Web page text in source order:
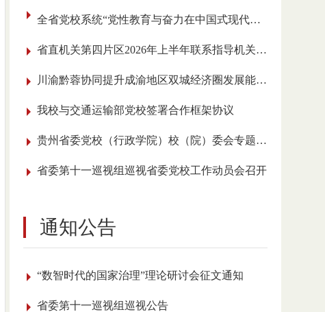
全省党校系统“党性教育与奋力在中国式现代化进程中展现贵州新风采”理论研讨会召开
省直机关第四片区2026年上半年联系指导机关党建工作会议在我校召开
川渝黔蓉协同提升成渝地区双城经济圈发展能级学术研讨会在贵阳举行
我校与交通运输部党校签署合作框架协议
贵州省委党校（行政学院）校（院）委会专题传达学习全国党校（行政学院）校长 （院长）会议精神
省委第十一巡视组巡视省委党校工作动员会召开
通知公告
“数智时代的国家治理”理论研讨会征文通知
省委第十一巡视组巡视公告